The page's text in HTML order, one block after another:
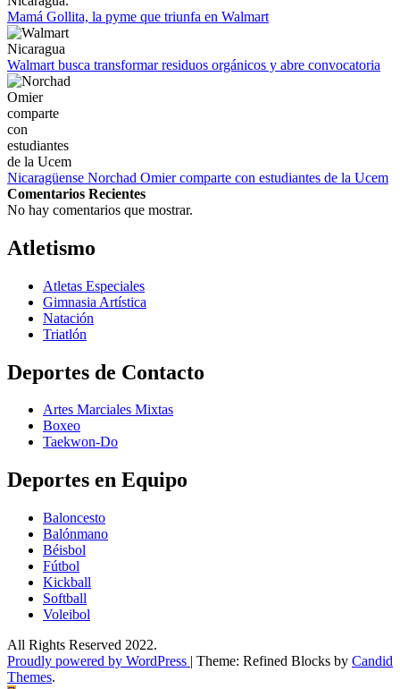
Mamá Gollita, la pyme que triunfa en Walmart
Walmart busca transformar residuos orgánicos y abre convocatoria
Nicaragüense Norchad Omier comparte con estudiantes de la Ucem
Comentarios Recientes
No hay comentarios que mostrar.
Atletismo
Atletas Especiales
Gimnasia Artística
Natación​
Triatlón​
Deportes de Contacto
Artes Marciales Mixtas
Boxeo
Taekwon-Do
Deportes en Equipo
Baloncesto
Balónmano
Béisbol
Fútbol
Kickball​
Softball​
Voleibol​
All Rights Reserved 2022.
Proudly powered by WordPress | Theme: Refined Blocks by Candid
Themes.